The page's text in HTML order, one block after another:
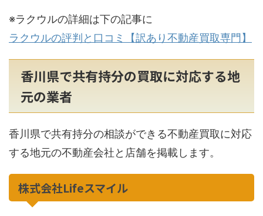
※ラクウルの詳細は下の記事に
ラクウルの評判と口コミ【訳あり不動産買取専門】
香川県で共有持分の買取に対応する地
元の業者
香川県で共有持分の相談ができる不動産買取に対応
する地元の不動産会社と店舗を掲載します。
株式会社Lifeスマイル